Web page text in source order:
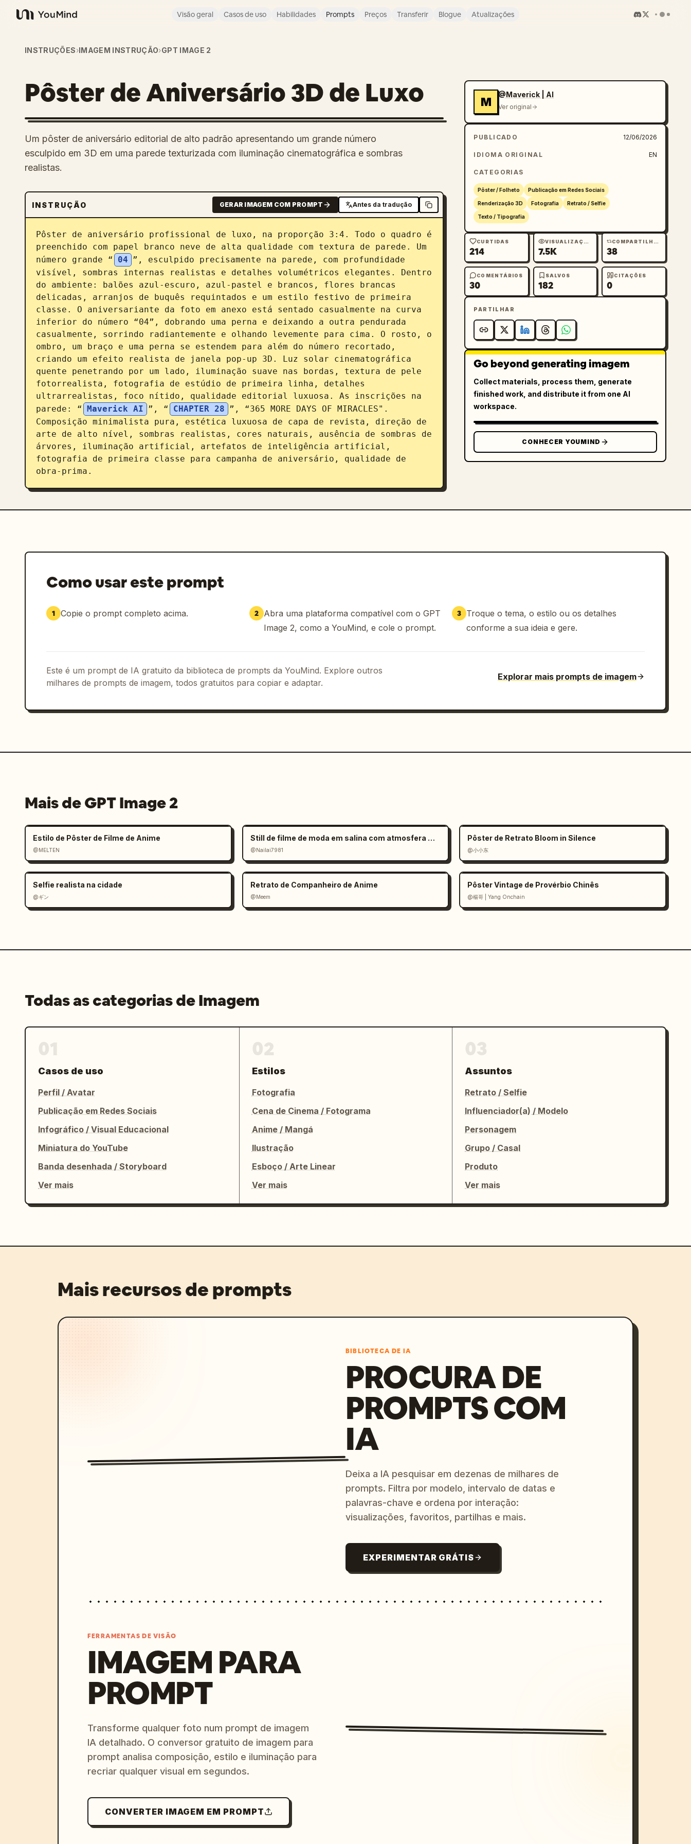
YouMind
Visão geral Casos de uso Habilidades Prompts Preços Transferir Blogue Atualizações
INSTRUÇÕES›IMAGEM INSTRUÇÃO›GPT IMAGE 2
Pôster de Aniversário 3D de Luxo
Um pôster de aniversário editorial de alto padrão apresentando um grande número
esculpido em 3D em uma parede texturizada com iluminação cinematográfica e sombras
realistas.
INSTRUÇÃO GERAR IMAGEM COM PROMPT Antes da tradução
Pôster de aniversário profissional de luxo, na proporção 3:4. Todo o quadro é
preenchido com papel branco neve de alta qualidade com textura de parede. Um
número grande “
04 ”, esculpido precisamente na parede, com profundidade
visível, sombras internas realistas e detalhes volumétricos elegantes. Dentro
do ambiente: balões azul-escuro, azul-pastel e brancos, flores brancas
delicadas, arranjos de buquês requintados e um estilo festivo de primeira
classe. O aniversariante da foto em anexo está sentado casualmente na curva
inferior do número “04”, dobrando uma perna e deixando a outra pendurada
casualmente, sorrindo radiantemente e olhando levemente para cima. O rosto, o
ombro, um braço e uma perna se estendem para além do número recortado,
criando um efeito realista de janela pop-up 3D. Luz solar cinematográfica
quente penetrando por um lado, iluminação suave nas bordas, textura de pele
fotorrealista, fotografia de estúdio de primeira linha, detalhes
ultrarrealistas, foco nítido, qualidade editorial luxuosa. As inscrições na
parede: “ Maverick AI ”, “ CHAPTER 28 ”, “365 MORE DAYS OF MIRACLES".
Composição minimalista pura, estética luxuosa de capa de revista, direção de
arte de alto nível, sombras realistas, cores naturais, ausência de sombras de
árvores, iluminação artificial, artefatos de inteligência artificial,
fotografia de primeira classe para campanha de aniversário, qualidade de
obra-prima.
M
@Maverick | AI
Ver original
PUBLICADO 12/06/2026
IDIOMA ORIGINAL EN
CATEGORIAS
Pôster / Folheto Publicação em Redes Sociais
Renderização 3D Fotografia Retrato / Selfie
Texto / Tipografia
CURTIDAS
214
VISUALIZAÇÕES
7.5K
COMPARTILHAMENTOS
38
COMENTÁRIOS
30
SALVOS
182
CITAÇÕES
0
PARTILHAR
Go beyond generating imagem
Collect materials, process them, generate
finished work, and distribute it from one AI
workspace.
CONHECER YOUMIND
Como usar este prompt
1 Copie o prompt completo acima. 2 Abra uma plataforma compatível com o GPT
Image 2, como a YouMind, e cole o prompt.
3
Troque o tema, o estilo ou os detalhes
conforme a sua ideia e gere.
Este é um prompt de IA gratuito da biblioteca de prompts da YouMind. Explore outros
milhares de prompts de imagem, todos gratuitos para copiar e adaptar.
Explorar mais prompts de imagem
Mais de GPT Image 2
Estilo de Pôster de Filme de Anime
@MELTEN
Still de filme de moda em salina com atmosfera melancólica
@Nailai7981
Pôster de Retrato Bloom in Silence
@小小东
Selfie realista na cidade
@ギン
Retrato de Companheiro de Anime
@Meem
Pôster Vintage de Provérbio Chinês
@楊哥 | Yang Onchain
Todas as categorias de Imagem
Casos de uso
Perfil / Avatar
Publicação em Redes Sociais
Infográfico / Visual Educacional
Miniatura do YouTube
Banda desenhada / Storyboard
Ver mais
Estilos
Fotografia
Cena de Cinema / Fotograma
Anime / Mangá
Ilustração
Esboço / Arte Linear
Ver mais
Assuntos
Retrato / Selfie
Influenciador(a) / Modelo
Personagem
Grupo / Casal
Produto
Ver mais
Mais recursos de prompts
BIBLIOTECA DE IA
PROCURA DE
PROMPTS COM
IA
Deixa a IA pesquisar em dezenas de milhares de
prompts. Filtra por modelo, intervalo de datas e
palavras-chave e ordena por interação:
visualizações, favoritos, partilhas e mais.
EXPERIMENTAR GRÁTIS
FERRAMENTAS DE VISÃO
IMAGEM PARA
PROMPT
Transforme qualquer foto num prompt de imagem
IA detalhado. O conversor gratuito de imagem para
prompt analisa composição, estilo e iluminação para
recriar qualquer visual em segundos.
CONVERTER IMAGEM EM PROMPT